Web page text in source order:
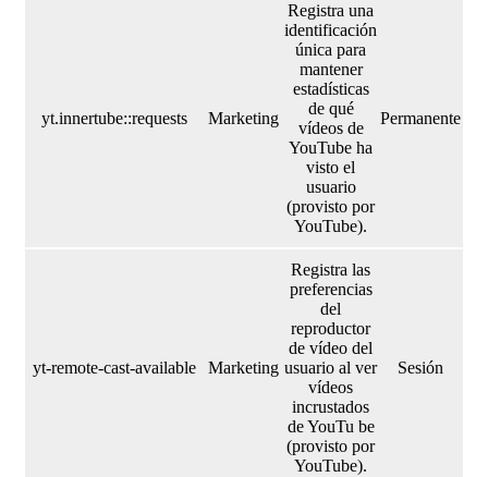
yt.innertube::requests Marketing
Registra una
identificación
única para
mantener
estadísticas
de qué
vídeos de
YouTube ha
visto el
usuario
(provisto por
YouTube).
Permanente
yt-remote-cast-available Marketing
Registra las
preferencias
del
reproductor
de vídeo del
usuario al ver
vídeos
incrustados
de YouTu be
(provisto por
YouTube).
Sesión